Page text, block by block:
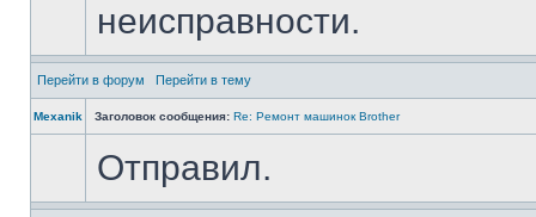
неисправности.
Перейти в форум Перейти в тему
Mexanik Заголовок сообщения: Re: Ремонт машинок Brother
Отправил.